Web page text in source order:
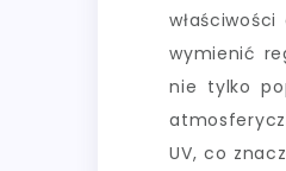
wymienić
nie tylko
UV, co